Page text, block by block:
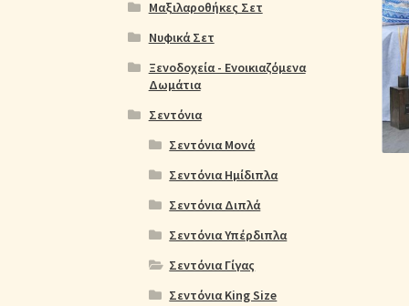
Πολιτική cookie
Μαξιλαροθήκες Σετ
Νυφικά Σετ
Ξενοδοχεία - Ενοικιαζόμενα
Δωμάτια
Σεντόνια
Σεντόνια Μονά
Σεντόνια Ημίδιπλα
Σεντόνια Διπλά
Σεντόνια Υπέρδιπλα
Σεντόνια Γίγας
Σεντόνια King Size